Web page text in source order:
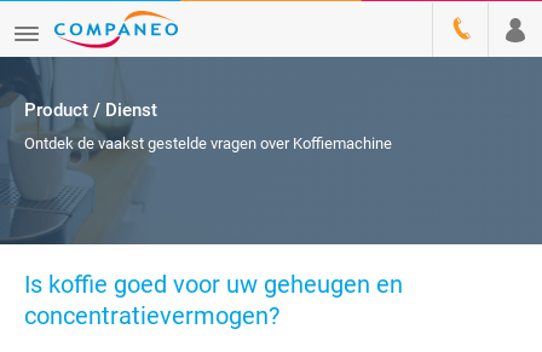
Product / Dienst
Ontdek de vaakst gestelde vragen over Koffiemachine
Is koffie goed voor uw geheugen en
concentratievermogen?